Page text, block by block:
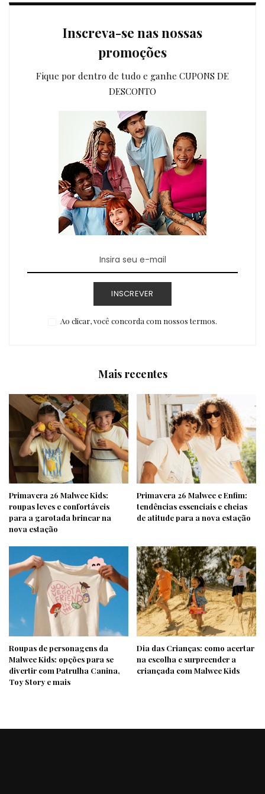
Inscreva-se nas nossas
promoções
Fique por dentro de tudo e ganhe CUPONS DE
DESCONTO
INSCREVER
Ao clicar, você concorda com nossos termos.
Mais recentes
Primavera 26 Malwee Kids:
roupas leves e confortáveis
para a garotada brincar na
nova estação
Primavera 26 Malwee e Enfim:
tendências essenciais e cheias
de atitude para a nova estação
Roupas de personagens da
Malwee Kids: opções para se
divertir com Patrulha Canina,
Toy Story e mais
Dia das Crianças: como acertar
na escolha e surpreender a
criançada com Malwee Kids